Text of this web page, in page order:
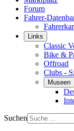
Forum
Fahrer-
Links
Classic
Bike &
Offroad
Clubs -
Museen
Suchen